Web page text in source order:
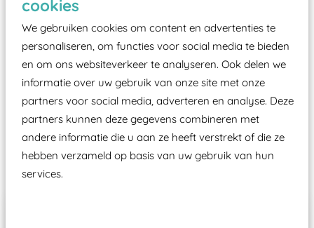
cookies
We gebruiken cookies om content en advertenties te
personaliseren, om functies voor social media te bieden
en om ons websiteverkeer te analyseren. Ook delen we
informatie over uw gebruik van onze site met onze
partners voor social media, adverteren en analyse. Deze
partners kunnen deze gegevens combineren met
andere informatie die u aan ze heeft verstrekt of die ze
hebben verzameld op basis van uw gebruik van hun
services.
moet zijn van een typekeuring, -plaatje en
certificering, uitgegeven door een Nederlands
aangewezen keuringsinstantie?
Wij ook speeltoestellen kunnen laten keuren zodat
ze toch binnen het Warenwetbesluit Attractie- en
Speeltoestellen vallen?
Past er goed bij